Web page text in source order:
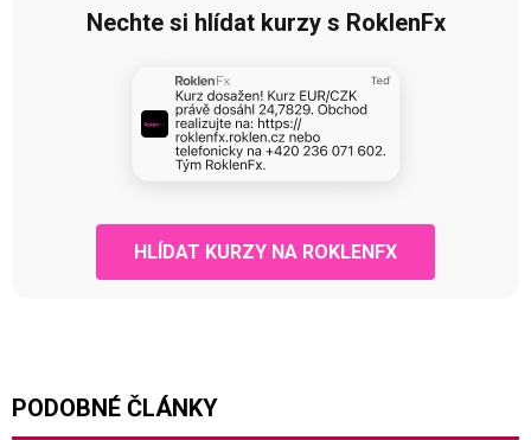
Nechte si hlídat kurzy s RoklenFx
HLÍDAT KURZY NA ROKLENFX
PODOBNÉ ČLÁNKY